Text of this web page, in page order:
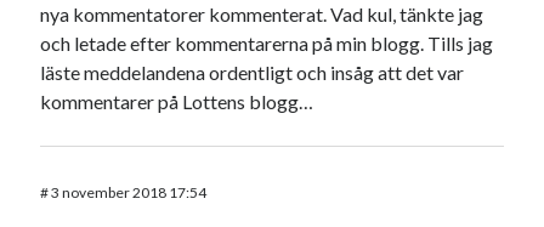
nya kommentatorer kommenterat. Vad kul, tänkte jag
och letade efter kommentarerna på min blogg. Tills jag
läste meddelandena ordentligt och insåg att det var
kommentarer på Lottens blogg…
#3 november 2018 17:54